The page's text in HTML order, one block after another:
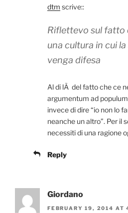
dtm scrive::
Riflettevo sul fatto
una cultura in cui
venga difesa
Al di lÃ del fatto che ce
argumentum ad
invece di dire “io non lo
neanche un altro”. Per il
necessiti di una ragione
Reply
Giordano
FEBRUARY 19, 2014 AT